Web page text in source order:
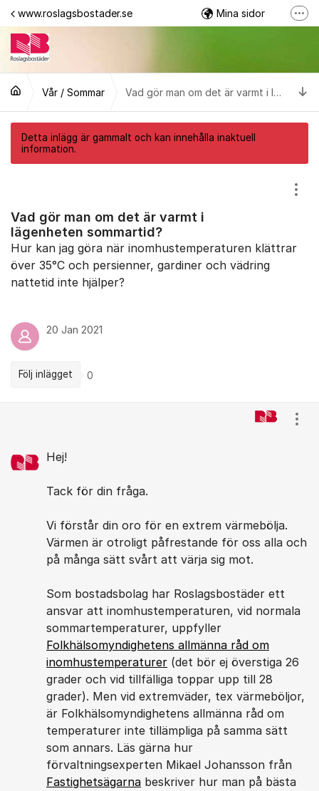
Hoppa till innehåll
www.roslagsbostader.se Mina sidor
Vår / Sommar Vad gör man om det är varmt i lägenheten sommartid?
Detta inlägg är gammalt och kan innehålla inaktuell
information.
Vad gör man om det är varmt i
lägenheten sommartid?
Hur kan jag göra när inomhustemperaturen klättrar
över 35°C och persienner, gardiner och vädring
nattetid inte hjälper?
20 Jan 2021
Följ inlägget 0
Hej!
Tack för din fråga.
Vi förstår din oro för en extrem värmebölja.
Värmen är otroligt påfrestande för oss alla och
på många sätt svårt att värja sig mot.
Som bostadsbolag har Roslagsbostäder ett
ansvar att inomhustemperaturen, vid normala
sommartemperaturer, uppfyller
Folkhälsomyndighetens allmänna råd om
inomhustemperaturer (det bör ej överstiga 26
grader och vid tillfälliga toppar upp till 28
grader). Men vid extremväder, tex värmeböljor,
är Folkhälsomyndighetens allmänna råd om
temperaturer inte tillämpliga på samma sätt
som annars. Läs gärna hur
förvaltningsexperten Mikael Johansson från
Fastighetsägarna beskriver hur man på bästa